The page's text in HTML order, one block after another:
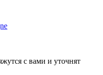
с вами и уточнят